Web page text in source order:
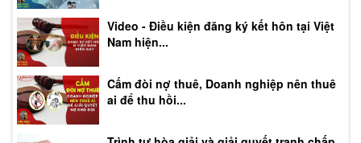
Video - Điều kiện đăng ký kết hôn tại Việt
Nam hiện...
Cấm đòi nợ thuê, Doanh nghiệp nên thuê
ai để thu hồi...